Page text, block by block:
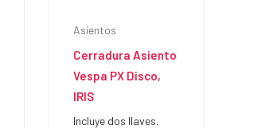
Asientos
Cerradura Asiento
Vespa PX Disco,
IRIS
Incluye dos llaves.